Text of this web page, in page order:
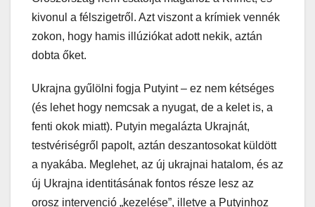
kivonul a félszigetről. Azt viszont a krímiek vennék
zokon, hogy hamis illúziókat adott nekik, aztán
dobta őket.
Ukrajna gyűlölni fogja Putyint – ez nem kétséges
(és lehet hogy nemcsak a nyugat, de a kelet is, a
fenti okok miatt). Putyin megalázta Ukrajnát,
testvériségről papolt, aztán deszantosokat küldött
a nyakába. Meglehet, az új ukrajnai hatalom, és az
új Ukrajna identitásának fontos része lesz az
orosz intervenció „kezelése”, illetve a Putyinhoz